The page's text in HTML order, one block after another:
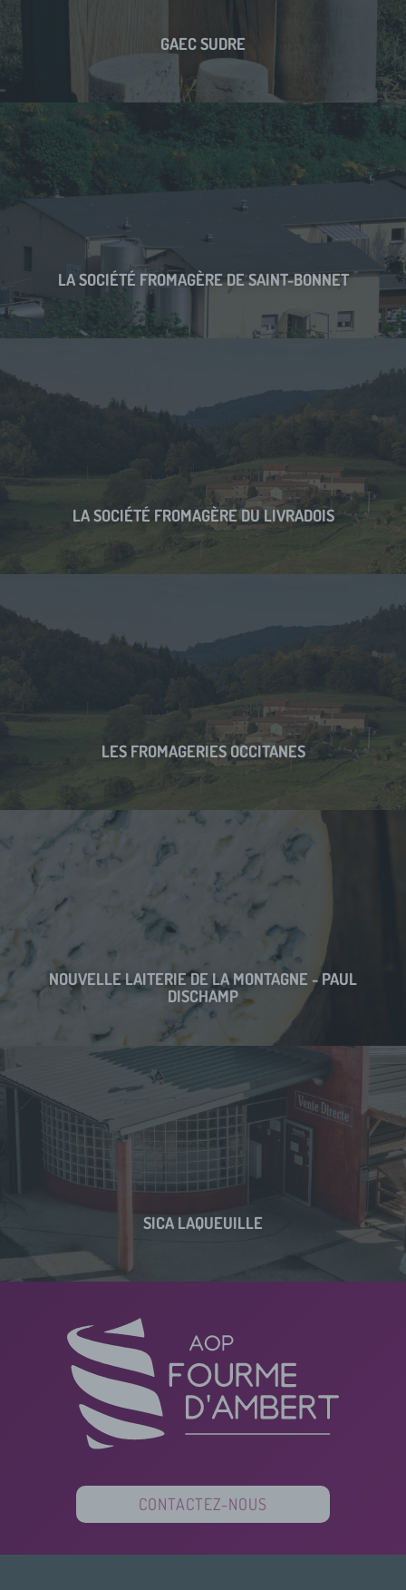
GAEC SUDRE
LA SOCIÉTÉ FROMAGÈRE DE SAINT-BONNET
LA SOCIÉTÉ FROMAGÈRE DU LIVRADOIS
LES FROMAGERIES OCCITANES
NOUVELLE LAITERIE DE LA MONTAGNE - PAUL
DISCHAMP
SICA LAQUEUILLE
CONTACTEZ-NOUS